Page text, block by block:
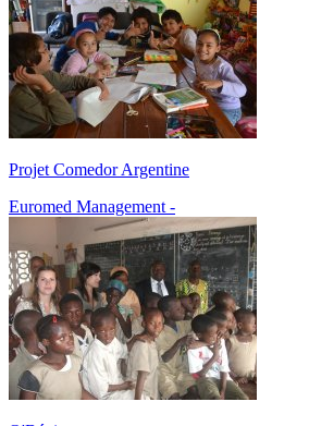
Projet Comedor Argentine
Euromed Management -